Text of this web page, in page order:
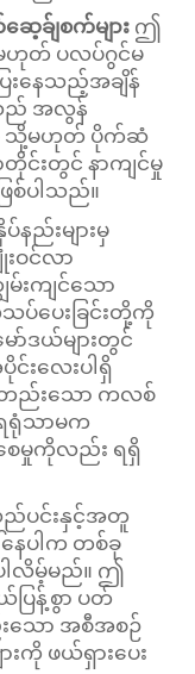
ခ်ျစက်များ ဤ
တ် ပလပ်ဂွင်မ
းနေသည့်အချိန်
ည် အလွန်
တ် သို့မဟုတ် ပိုက်ဆံ
းတွင် နာကျင်မှု
ပါသည်။
ပ်နည်းများမှ
ဝင်လာ
းကျင်သော
ပ်ပေးခြင်းတို့ကို
ော်ဒယ်များတွင်
းလေးပါရှိ
ည်းသော ကလစ်
ရုံသာမက
ေမှုကိုလည်း ရရှိ
ပင်းနှင့်အတူ
ါ်နေပါက တစ်ခု
ါလိမ့်မည်။ ဤ
ြန့်စွာ ပတ်
သော အစီအစဉ်
ကို ဖယ်ရှားပေး